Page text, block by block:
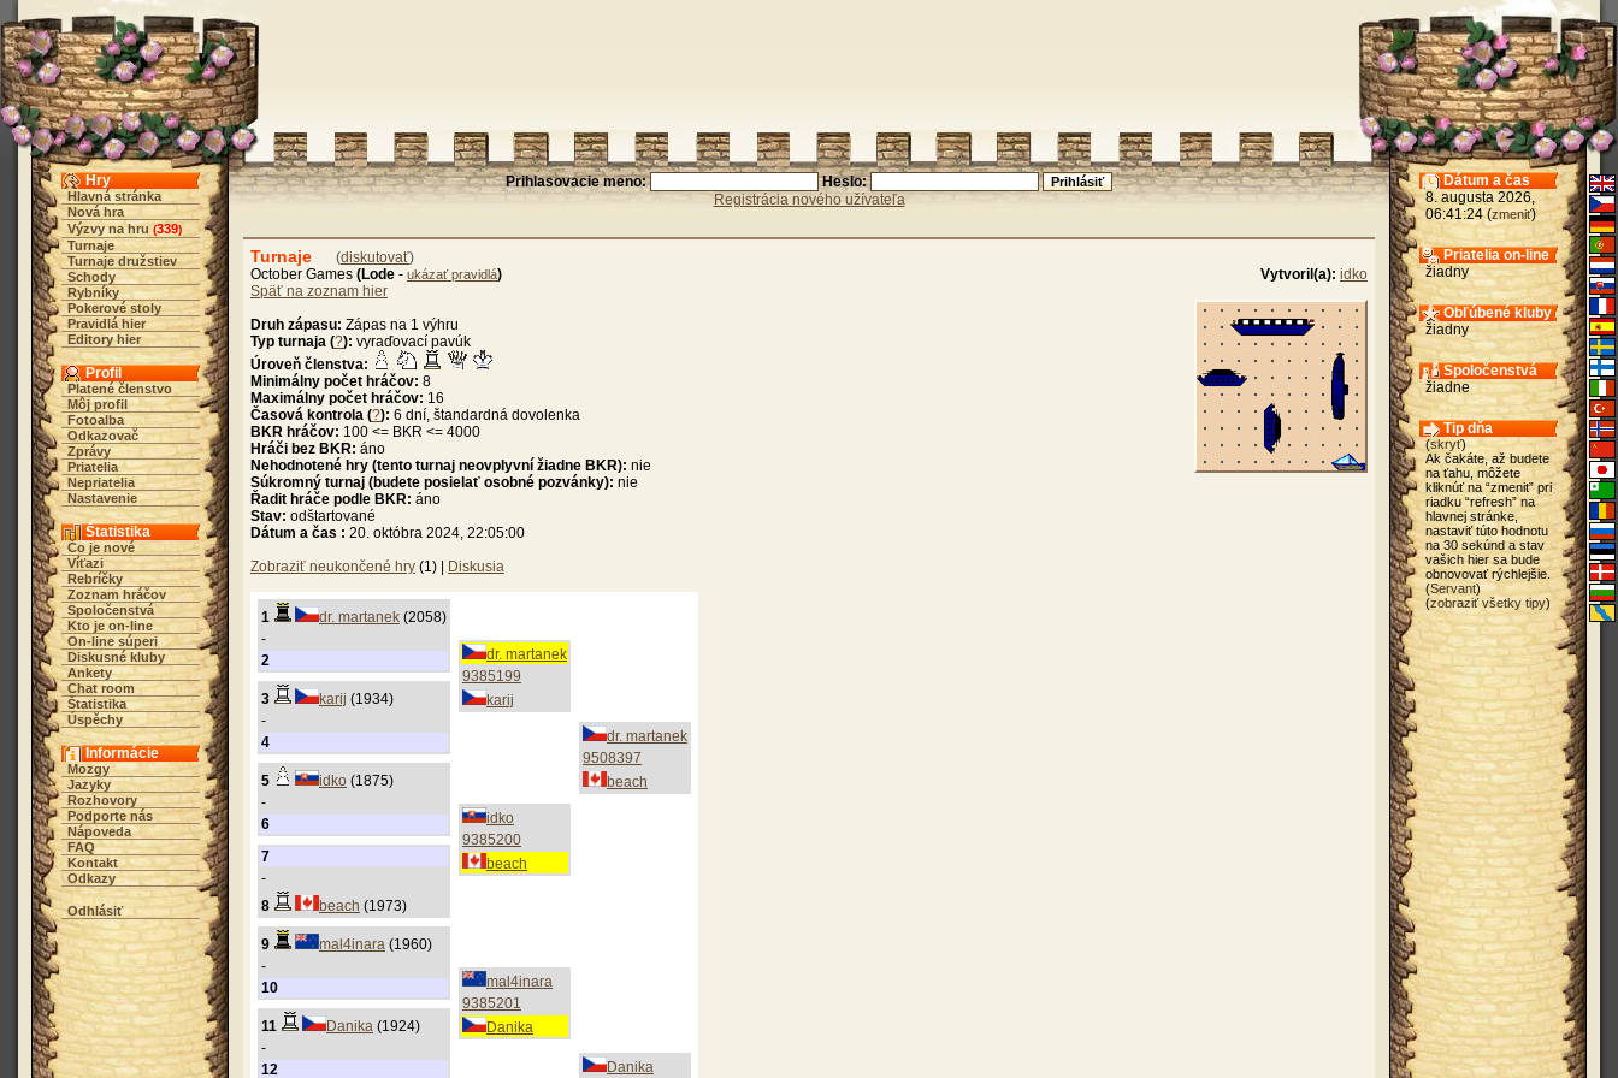
Hry
Hlavná stránka
Nová hra
Výzvy na hru (339)
Turnaje
Turnaje družstiev
Schody
Rybníky
Pokerové stoly
Pravidlá hier
Editory hier
Profil
Platené členstvo
Môj profil
Fotoalba
Odkazovač
Zprávy
Priatelia
Nepriatelia
Nastavenie
Štatistika
Čo je nové
Víťazi
Rebríčky
Zoznam hráčov
Spoločenstvá
Kto je on-line
On-line súperi
Diskusné kluby
Ankety
Chat room
Štatistika
Úspěchy
Informácie
Mozgy
Jazyky
Rozhovory
Podporte nás
Nápoveda
FAQ
Kontakt
Odkazy
Odhlásiť
Prihlasovacie meno:
Heslo:
Registrácia nového užívateľa
Turnaje (diskutovať)
Vytvoril(a): idko
October Games (Lode - ukázať pravidlá)
Späť na zoznam hier
Druh zápasu: Zápas na 1 výhru
Typ turnaja (?): vyraďovací pavúk
Úroveň členstva:
Minimálny počet hráčov: 8
Maximálny počet hráčov: 16
Časová kontrola (?): 6 dní, štandardná dovolenka
BKR hráčov: 100 <= BKR <= 4000
Hráči bez BKR: áno
Nehodnotené hry (tento turnaj neovplyvní žiadne BKR): nie
Súkromný turnaj (budete posielať osobné pozvánky): nie
Řadit hráče podle BKR: áno
Stav: odštartované
Dátum a čas : 20. októbra 2024, 22:05:00
Zobraziť neukončené hry (1) | Diskusia
1 dr. martanek (2058)
-
2
dr. martanek
9385199
karij
dr. martanek
9508397
beach
3 karij (1934)
-
4
5 idko (1875)
-
6
idko
9385200
beach
7
-
8
beach (1973)
9 mal4inara (1960)
-
10
mal4inara
9385201
Danika
Danika
11 Danika (1924)
-
12
Dátum a čas
8. augusta 2026,
06:41:24 (zmeniť)
Priatelia on-line
žiadny
Obľúbené kluby
žiadny
Spoločenstvá
žiadne
Tip dňa
(skryť)
Ak čakáte, až budete
na ťahu, môžete
kliknúť na “zmenit” pri
riadku “refresh” na
hlavnej stránke,
nastaviť túto hodnotu
na 30 sekúnd a stav
vašich hier sa bude
obnovovať rýchlejšie.
(Servant)
(zobraziť všetky tipy)